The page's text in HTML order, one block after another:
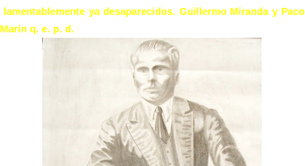
lamentablemente ya desaparecidos. Guillermo Miranda y Paco
Marin q. e. p. d.